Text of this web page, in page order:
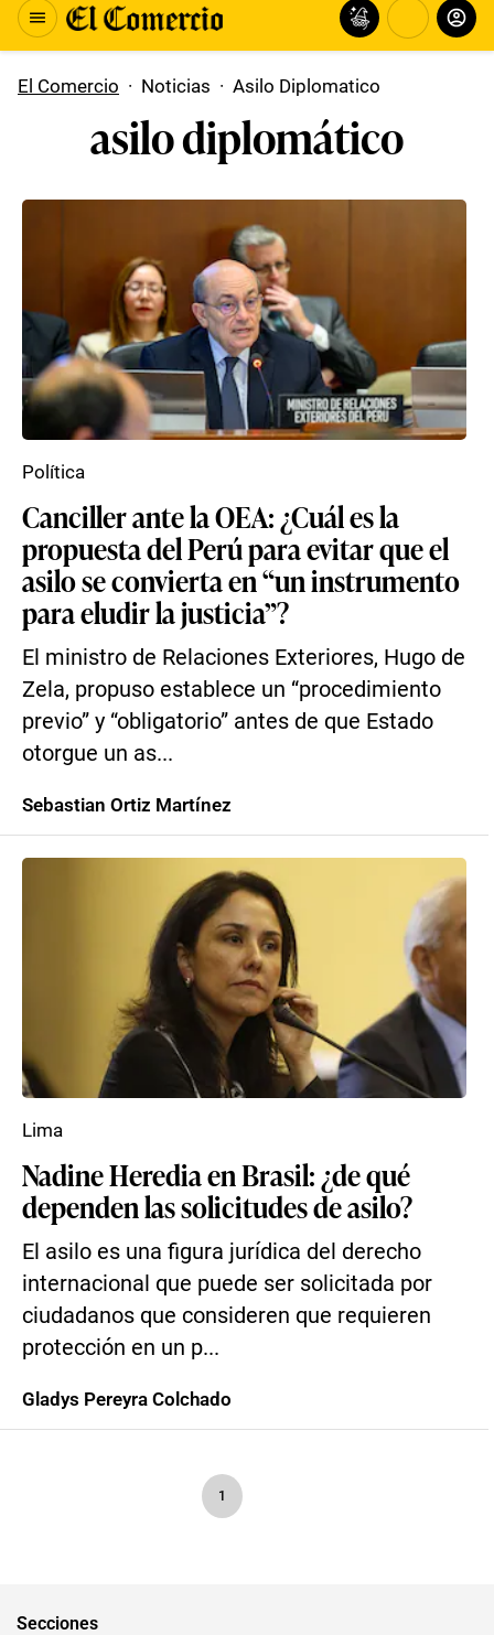
El Comercio · Noticias · Asilo Diplomatico
asilo diplomático
Canciller ante la OEA: ¿Cuál es la
propuesta del Perú para evitar que el
asilo se convierta en “un instrumento
para eludir la justicia”?
El ministro de Relaciones Exteriores, Hugo de
Zela, propuso establece un “procedimiento
previo” y “obligatorio” antes de que Estado
otorgue un as...
Política
Sebastian Ortiz Martínez
Nadine Heredia en Brasil: ¿de qué
dependen las solicitudes de asilo?
El asilo es una figura jurídica del derecho
internacional que puede ser solicitada por
ciudadanos que consideren que requieren
protección en un p...
Lima
Gladys Pereyra Colchado
1
Secciones